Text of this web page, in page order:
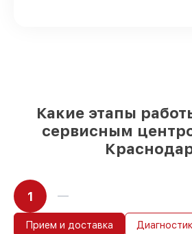
Какие этапы
сервисным
1
Прием и доставка